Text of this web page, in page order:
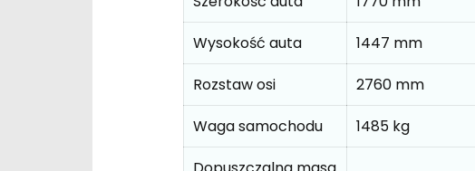
Wysokość auta
1447 mm
Rozstaw osi
2760 mm
Waga samochodu
1485 kg